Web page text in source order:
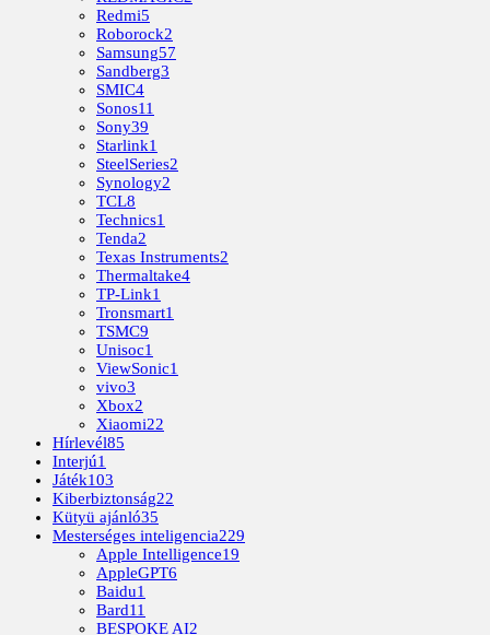
Redmi5
Roborock2
Samsung57
Sandberg3
SMIC4
Sonos11
Sony39
Starlink1
SteelSeries2
Synology2
TCL8
Technics1
Tenda2
Texas Instruments2
Thermaltake4
TP-Link1
Tronsmart1
TSMC9
Unisoc1
ViewSonic1
vivo3
Xbox2
Xiaomi22
Hírlevél85
Interjú1
Játék103
Kiberbiztonság22
Kütyü ajánló35
Mesterséges inteligencia229
Apple Intelligence19
AppleGPT6
Baidu1
Bard11
BESPOKE AI2